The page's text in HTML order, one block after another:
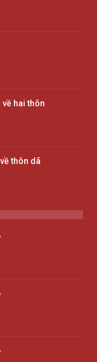
hai thôn
thôn dã